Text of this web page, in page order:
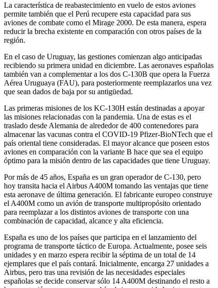
La característica de reabastecimiento en vuelo de estos aviones
permite también que el Perú recupere esta capacidad para sus
aviones de combate como el Mirage 2000. De esta manera, espera
reducir la brecha existente en comparación con otros países de la
región.
En el caso de Uruguay, las gestiones comienzan algo anticipadas
recibiendo su primera unidad en diciembre. Las aeronaves españolas
también van a complementar a los dos C-130B que opera la Fuerza
Aérea Uruguaya (FAU), para posteriormente reemplazarlos una vez
que sean dados de baja por su antigüedad.
Las primeras misiones de los KC-130H están destinadas a apoyar
las misiones relacionadas con la pandemia. Una de estas es el
traslado desde Alemania de alrededor de 400 contenedores para
almacenar las vacunas contra el COVID-19 Pfizer-BioNTech que el
país oriental tiene consideradas. El mayor alcance que poseen estos
aviones en comparación con la variante B hace que sea el equipo
óptimo para la misión dentro de las capacidades que tiene Uruguay.
Por más de 45 años, España es un gran operador de C-130, pero
hoy transita hacia el Airbus A400M tomando las ventajas que tiene
esta aeronave de última generación. El fabricante europeo construye
el A400M como un avión de transporte multipropósito orientado
para reemplazar a los distintos aviones de transporte con una
combinación de capacidad, alcance y alta eficiencia.
España es uno de los países que participa en el lanzamiento del
programa de transporte táctico de Europa. Actualmente, posee seis
unidades y en marzo espera recibir la séptima de un total de 14
ejemplares que el país contará. Inicialmente, encarga 27 unidades a
Airbus, pero tras una revisión de las necesidades especiales
españolas se decide conservar sólo 14 A400M destinando el resto a